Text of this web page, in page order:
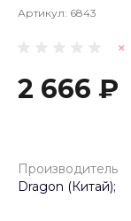
Артикул: 6843
2 666 ₽
Производитель
Dragon (Китай);